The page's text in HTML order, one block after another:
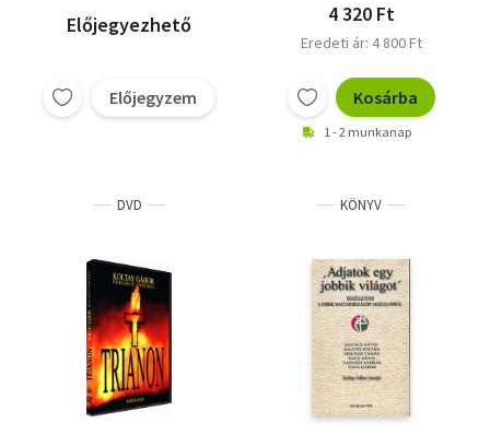
Előjegyezhető
Előjegyzem
4 320 Ft
Eredeti ár: 4 800 Ft
Kosárba
1 - 2 munkanap
DVD KÖNYV